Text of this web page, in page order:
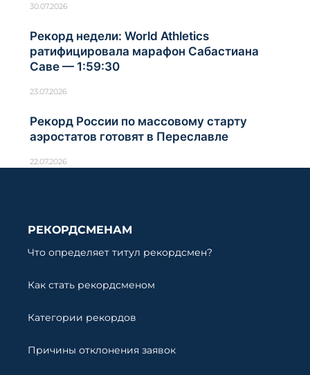
30.07.2026
Рекорд недели: World Athletics
ратифицировала марафон Сабастиана
Саве — 1:59:30
23.07.2026
Рекорд России по массовому старту
аэростатов готовят в Переславле
22.07.2026
РЕКОРДСМЕНАМ
Что определяет титул рекордсмен?
Как стать рекордсменом
Категории рекордов
Причины отклонения заявок